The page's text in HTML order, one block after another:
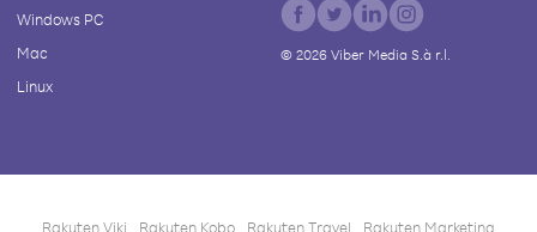
Windows PC
Mac
Linux
© 2026Viber Media S.à r.l.
Rakuten Viki Rakuten Kobo Rakuten Travel Rakuten Marketing